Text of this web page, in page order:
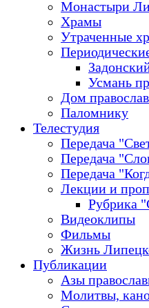
Монастыри
Храмы
Утраченные
Усмань
Дом
Паломнику
Телестудия
Передача
Передача
Передача
Лекции и
Рубрика
Видеоклипы
Фильмы
Жизнь
Публикации
Азы
Молитвы,